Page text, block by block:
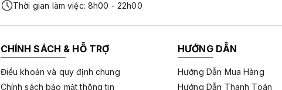
Thời gian làm việc: 8h00 - 22h00
CHÍNH SÁCH & HỖ TRỢ
Điều khoản và quy định chung
Chính sách bảo mật thông tin
HƯỚNG DẪN
Hướng Dẫn Mua Hàng
Hướng Dẫn Thanh Toán